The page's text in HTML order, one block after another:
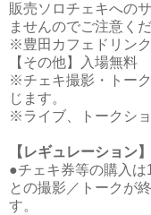
販売ソロチェキへの
ませんのでご注意くだ
※豊田カフェドリン
【その他】入場無
※チェキ撮影・トー
じます。
※ライブ、トークシ
【レギュレーション】
●チェキ券等の購入
との撮影／トークが
す。